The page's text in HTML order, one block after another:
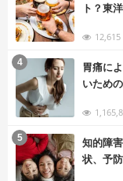
ト？東
12,615
胃痛に
いため
4
知的障
状、予
5